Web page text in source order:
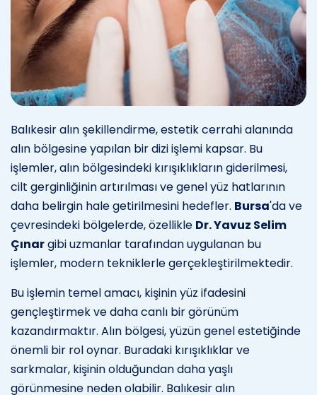
Balıkesir alın şekillendirme, estetik cerrahi alanında
alın bölgesine yapılan bir dizi işlemi kapsar. Bu
işlemler, alın bölgesindeki kırışıklıkların giderilmesi,
cilt gerginliğinin artırılması ve genel yüz hatlarının
daha belirgin hale getirilmesini hedefler. Bursa'da ve
çevresindeki bölgelerde, özellikle Dr. Yavuz Selim
Çınargibi uzmanlar tarafından uygulanan bu
işlemler, modern tekniklerle gerçekleştirilmektedir.
Bu işlemin temel amacı, kişinin yüz ifadesini
gençleştirmek ve daha canlı bir görünüm
kazandırmaktır. Alın bölgesi, yüzün genel estetiğinde
önemli bir rol oynar. Buradaki kırışıklıklar ve
sarkmalar, kişinin olduğundan daha yaşlı
görünmesine neden olabilir. Balıkesir alın